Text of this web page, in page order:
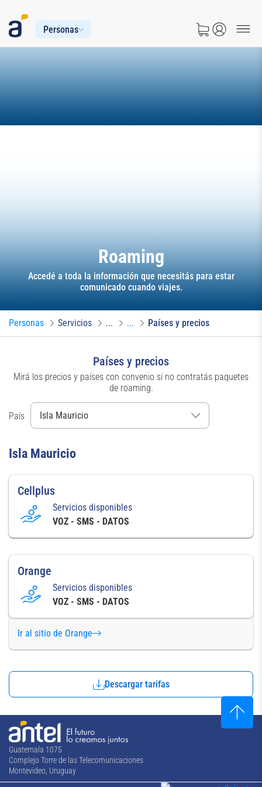
Personas
Roaming
Accedé a toda la información que necesitás para estar
comunicado cuando viajes.
Personas Servicios ... ... Países y precios
Países y precios
Mirá los precios y países con convenio si no contratás paquetes
de roaming.
País
Isla Mauricio
Cellplus
Servicios disponibles
VOZ - SMS - DATOS
Orange
Servicios disponibles
VOZ - SMS - DATOS
Ir al sitio de Orange
Descargar tarifas
Guatemala 1075
Complejo Torre de las Telecomunicaciones
Montevideo, Uruguay